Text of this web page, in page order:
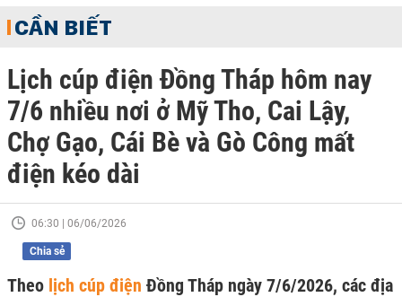
CẦN BIẾT
Lịch cúp điện Đồng Tháp hôm nay
7/6 nhiều nơi ở Mỹ Tho, Cai Lậy,
Chợ Gạo, Cái Bè và Gò Công mất
điện kéo dài
06:30 | 06/06/2026
Chia sẻ
Theo lịch cúp điện Đồng Tháp ngày 7/6/2026, các địa